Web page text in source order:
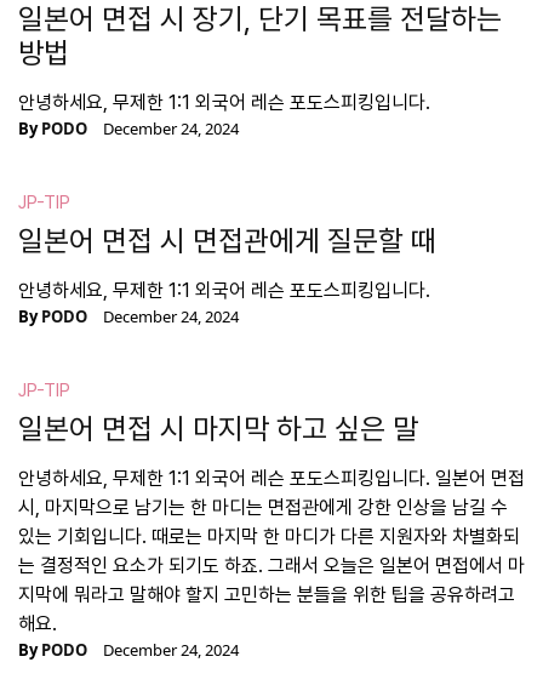
일본어 면접 시 장기, 단기 목표를 전달하는
방법
안녕하세요, 무제한 1:1 외국어 레슨 포도스피킹입니다.
ByPODO December 24, 2024
JP-TIP
일본어 면접 시 면접관에게 질문할 때
안녕하세요, 무제한 1:1 외국어 레슨 포도스피킹입니다.
ByPODO December 24, 2024
JP-TIP
일본어 면접 시 마지막 하고 싶은 말
안녕하세요, 무제한 1:1 외국어 레슨 포도스피킹입니다. 일본어 면접
시, 마지막으로 남기는 한 마디는 면접관에게 강한 인상을 남길 수
있는 기회입니다. 때로는 마지막 한 마디가 다른 지원자와 차별화되
는 결정적인 요소가 되기도 하죠. 그래서 오늘은 일본어 면접에서 마
지막에 뭐라고 말해야 할지 고민하는 분들을 위한 팁을 공유하려고
해요.
ByPODO December 24, 2024